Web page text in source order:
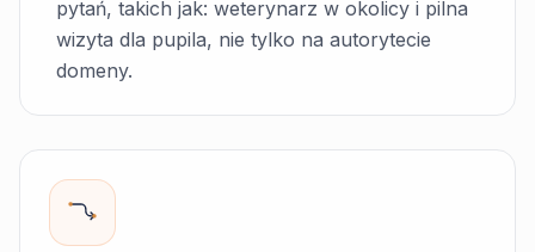
pytań, takich jak: weterynarz w okolicy i pilna
wizyta dla pupila, nie tylko na autorytecie
domeny.